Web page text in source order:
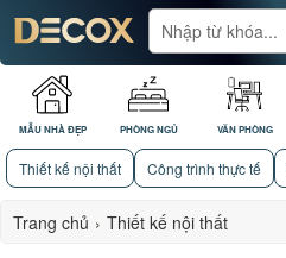
MẪU NHÀ ĐẸP PHÒNG NGỦ VĂN PHÒNG
Thiết kế nội thất Công trình thực tế
Trang chủ › Thiết kế nội thất